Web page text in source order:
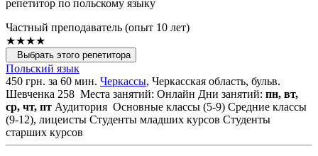
репетитор по польскому языку
Частный преподаватель (опыт 10 лет)
★★★★
Выбрать этого репетитора
Польский язык
450 грн. за 60 мин. Черкассы, Черкасская область, бульв.
Шевченка 258 Места занятий: Онлайн Дни занятий: пн, вт,
ср, чт, пт Аудитория Основные классы (5-9) Средние классы
(9-12), лицеисты Студенты младших курсов Студенты
старших курсов